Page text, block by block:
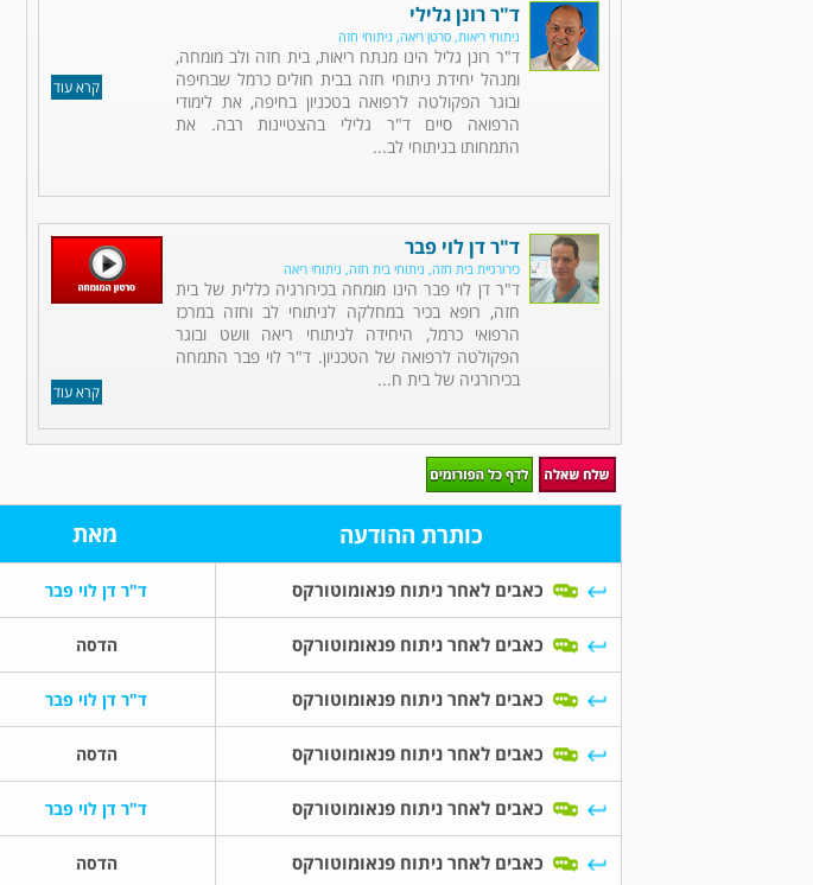
קרא עוד
ד"ר רונן גלילי
ניתוחי ריאות, סרטן ריאה, ניתוחי חזה
ד"ר רונן גליל הינו מנתח ריאות, בית חזה ולב מומחה,
ומנהל יחידת ניתוחי חזה בבית חולים כרמל שבחיפה
ובוגר הפקולטה לרפואה בטכניון בחיפה, את לימודי
הרפואה סיים ד"ר גלילי בהצטיינות רבה. את
התמחותו בניתוחי לב...
קרא עוד
ד"ר דן לוי פבר
כירורגיית בית חזה, ניתוחי בית חזה, ניתוחי ריאה
ד"ר דן לוי פבר הינו מומחה בכירורגיה כללית של בית
חזה, רופא בכיר במחלקה לניתוחי לב וחזה במרכז
הרפואי כרמל, היחידה לניתוחי ריאה וושט ובוגר
הפקולטה לרפואה של הטכניון. ד"ר לוי פבר התמחה
בכירורגיה של בית ח...
כותרת ההודעה מאת
כאבים לאחר ניתוח פנאומוטורקס ד"ר דן לוי פבר
כאבים לאחר ניתוח פנאומוטורקס הדסה
כאבים לאחר ניתוח פנאומוטורקס ד"ר דן לוי פבר
כאבים לאחר ניתוח פנאומוטורקס הדסה
כאבים לאחר ניתוח פנאומוטורקס ד"ר דן לוי פבר
כאבים לאחר ניתוח פנאומוטורקס הדסה